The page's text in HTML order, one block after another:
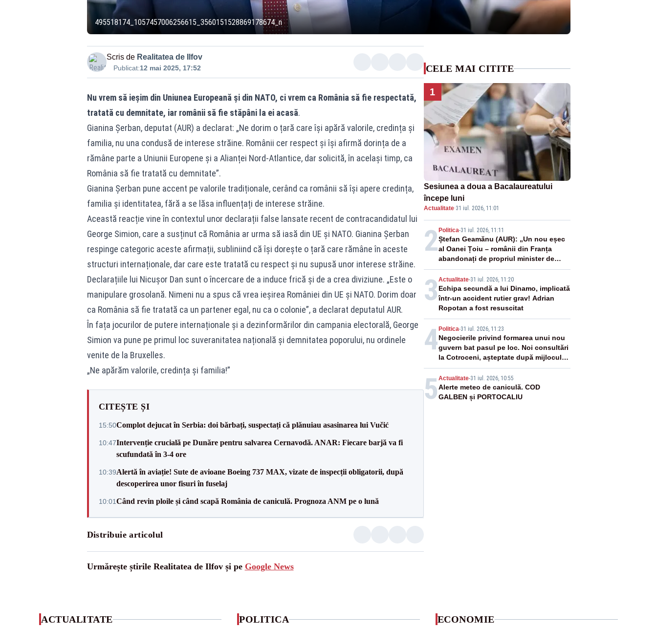
495518174_1057457006256615_3560151528869178674_n
Scris de Realitatea de Ilfov
Publicat:12 mai 2025, 17:52
Nu vrem să ieșim din Uniunea Europeană și din NATO, ci vrem ca România să fie respectată,
tratată cu demnitate, iar românii să fie stăpâni la ei acasă.
Gianina Șerban, deputat (AUR) a declarat: „Ne dorim o țară care își apără valorile, credința și
familia, nu una condusă de interese străine. Românii cer respect și își afirmă dorința de a
rămâne parte a Uniunii Europene și a Alianței Nord-Atlantice, dar solicită, în același timp, ca
România să fie tratată cu demnitate”.
Gianina Șerban pune accent pe valorile tradiționale, cerând ca românii să își apere credința,
familia și identitatea, fără a se lăsa influențați de interese străine.
Această reacție vine în contextul unor declarații false lansate recent de contracandidatul lui
George Simion, care a susținut că România ar urma să iasă din UE și NATO. Gianina Șerban
respinge categoric aceste afirmații, subliniind că își dorește o țară care rămâne în aceste
structuri internaționale, dar care este tratată cu respect și nu supusă unor interese străine.
Declarațiile lui Nicușor Dan sunt o încercare de a induce frică și de a crea diviziune. „Este o
manipulare grosolană. Nimeni nu a spus că vrea ieșirea României din UE și NATO. Dorim doar
ca România să fie tratată ca un partener egal, nu ca o colonie”, a declarat deputatul AUR.
În fața jocurilor de putere internaționale și a dezinformărilor din campania electorală, George
Simion va pune pe primul loc suveranitatea națională și demnitatea poporului, nu ordinele
venite de la Bruxelles.
„Ne apărăm valorile, credința și familia!”
CITEȘTE ȘI
15:50Complot dejucat în Serbia: doi bărbați, suspectați că plănuiau asasinarea lui Vučić
10:47Intervenție crucială pe Dunăre pentru salvarea Cernavodă. ANAR: Fiecare barjă va fi
scufundată în 3-4 ore
10:39Alertă în aviație! Sute de avioane Boeing 737 MAX, vizate de inspecții obligatorii, după
descoperirea unor fisuri în fuselaj
10:01Când revin ploile și când scapă România de caniculă. Prognoza ANM pe o lună
Distribuie articolul
Urmărește știrile Realitatea de Ilfov și pe Google News
CELE MAI CITITE
1
Sesiunea a doua a Bacalaureatului
începe luni
Actualitate·31 iul. 2026, 11:01
2 Politica-31 iul. 2026, 11:11
Ștefan Geamănu (AUR): „Un nou eșec
al Oanei Țoiu – românii din Franța
abandonați de propriul minister de
externe în fața incendiilor de
vegetație!”
3 Actualitate-31 iul. 2026, 11:20
Echipa secundă a lui Dinamo, implicată
într-un accident rutier grav! Adrian
Ropotan a fost resuscitat
4 Politica-31 iul. 2026, 11:23
Negocierile privind formarea unui nou
guvern bat pasul pe loc. Noi consultări
la Cotroceni, așteptate după mijlocul
lunii august -SURSE
5 Actualitate-31 iul. 2026, 10:55
Alerte meteo de caniculă. COD
GALBEN și PORTOCALIU
ACTUALITATE POLITICA ECONOMIE